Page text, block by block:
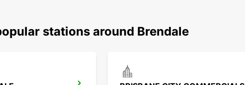
stations around Brendale